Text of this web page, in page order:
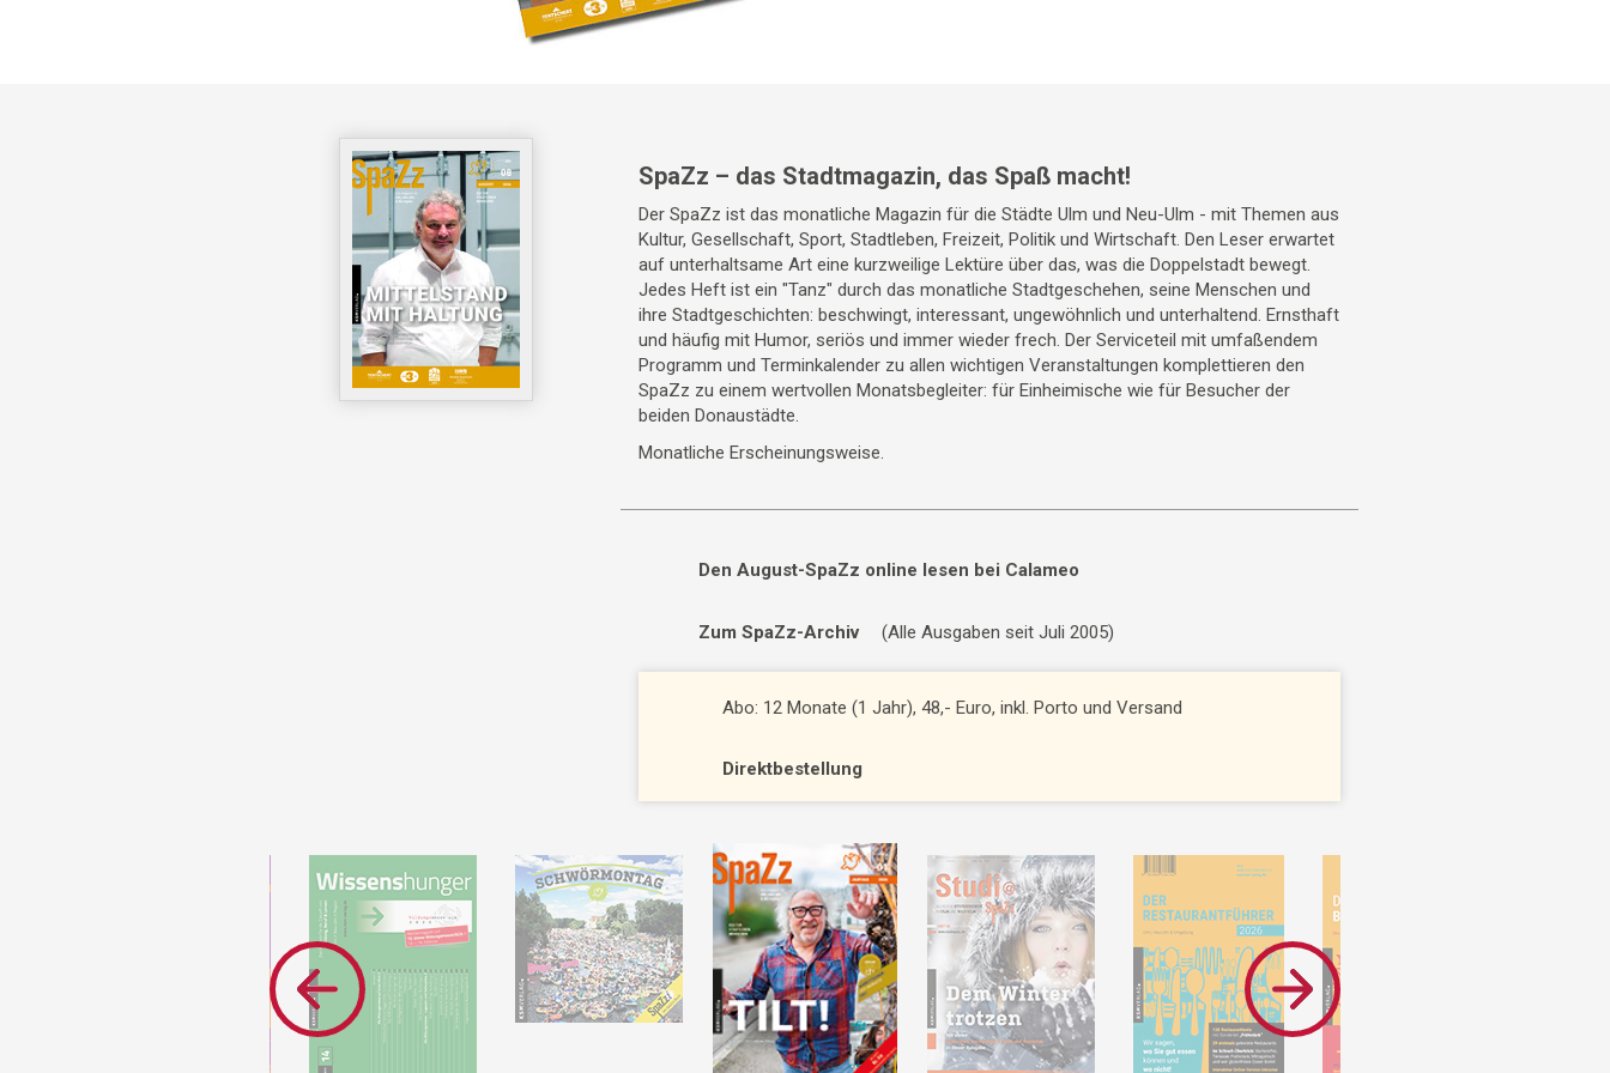
SpaZz – das Stadtmagazin, das Spaß macht!
Der SpaZz ist das monatliche Magazin für die Städte Ulm und Neu-Ulm - mit Themen aus
Kultur, Gesellschaft, Sport, Stadtleben, Freizeit, Politik und Wirtschaft. Den Leser erwartet
auf unterhaltsame Art eine kurzweilige Lektüre über das, was die Doppelstadt bewegt.
Jedes Heft ist ein "Tanz" durch das monatliche Stadtgeschehen, seine Menschen und
ihre Stadtgeschichten: beschwingt, interessant, ungewöhnlich und unterhaltend. Ernsthaft
und häufig mit Humor, seriös und immer wieder frech. Der Serviceteil mit umfaßendem
Programm und Terminkalender zu allen wichtigen Veranstaltungen komplettieren den
SpaZz zu einem wertvollen Monatsbegleiter: für Einheimische wie für Besucher der
beiden Donaustädte.
Monatliche Erscheinungsweise.
Den August-SpaZz online lesen bei Calameo
Zum SpaZz-Archiv (Alle Ausgaben seit Juli 2005)
Abo: 12 Monate (1 Jahr), 48,- Euro, inkl. Porto und Versand
Direktbestellung